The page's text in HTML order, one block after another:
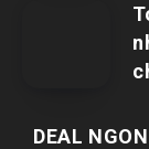
DEAL NGON